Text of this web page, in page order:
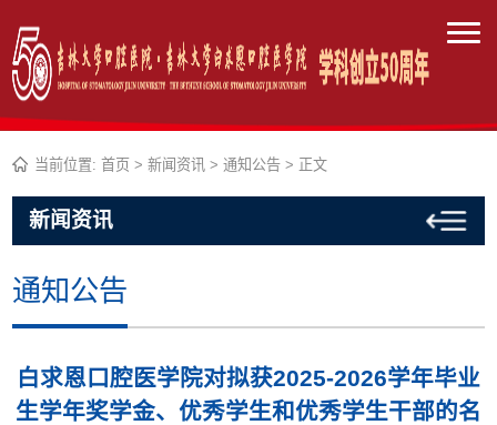
当前位置:首页 >新闻资讯 >通知公告 > 正文
新闻资讯
通知公告
白求恩口腔医学院对拟获2025-2026学年毕业
生学年奖学金、优秀学生和优秀学生干部的名